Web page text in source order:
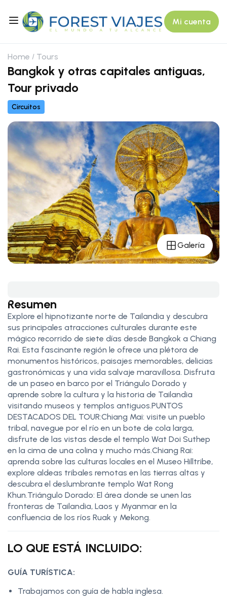
Mi cuenta
Home Tours
Bangkok y otras capitales antiguas,
Tour privado
Circuitos
Galería
Resumen
Explore el hipnotizante norte de Tailandia y descubra
sus principales atracciones culturales durante este
mágico recorrido de siete días desde Bangkok a Chiang
Rai. Esta fascinante región le ofrece una plétora de
monumentos históricos, paisajes memorables, delicias
gastronómicas y una vida salvaje maravillosa. Disfruta
de un paseo en barco por el Triángulo Dorado y
aprende sobre la cultura y la historia de Tailandia
visitando museos y templos antiguos.PUNTOS
DESTACADOS DEL TOUR:Chiang Mai: visite un pueblo
tribal, navegue por el río en un bote de cola larga,
disfrute de las vistas desde el templo Wat Doi Suthep
en la cima de una colina y mucho más.Chiang Rai:
aprenda sobre las culturas locales en el Museo Hilltribe,
explore aldeas tribales remotas en las tierras altas y
descubra el deslumbrante templo Wat Rong
Khun.Triángulo Dorado: El área donde se unen las
fronteras de Tailandia, Laos y Myanmar en la
confluencia de los ríos Ruak y Mekong.
LO QUE ESTÁ INCLUIDO:
GUÍA TURÍSTICA:
Trabajamos con guía de habla inglesa.